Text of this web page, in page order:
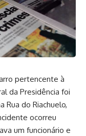
pertencente à
da Presidência foi
Rua do Riachuelo,
ocorreu
um funcionário e